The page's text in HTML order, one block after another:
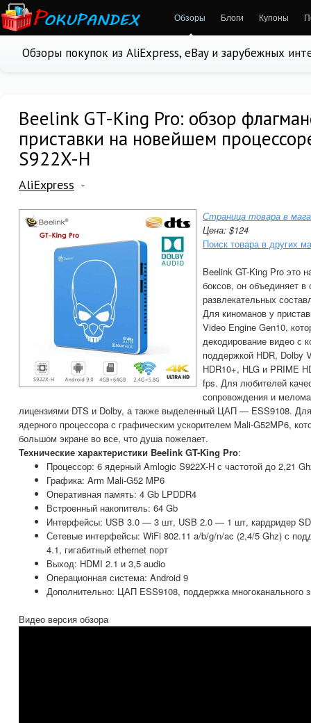
Обзоры Блоги Купоны
Обзоры покупок из AliExpress, eBay и зарубежных
Beelink GT-King Pro: обзор
приставки на новейшем
S922X-H
AliExpress
Страница товара в
Цена: $124
Поиск товара в других
Beelink GT-King Pro это
боксов, он объединяет в
развлекательных
Для киноманов у
Video Engine Gen10,
декодирование видео с
поддержкой HDR, Dolby
HDR10+, HLG и PRIME
fps. Для любителей
сопровождения и
лицензиями DTS и Dolby, а также выделенный ЦАП — ESS9108.
ядерного процессора с графическим ускорителем Mali-G52MP6,
большом экране во все, что душа пожелает.
Технические характеристики Beelink GT-King Pro:
Процессор: 6 ядерный Amlogic S922X-H с частотой до 2,21
Графика: Arm Mali-G52 MP6
Оперативная память: 4 Gb LPDDR4
Встроенный накопитель: 64 Gb
Интерфейсы: USB 3.0 — 3 шт, USB 2.0 — 1 шт, кардридер SD
Сетевые интерфейсы: WiFi 802.11 a/b/g/n/ac (2,4/5 Ghz) с
4.1, гигабитный ethernet порт
Выход: HDMI 2.1 и 3,5 audio
Операционная система: Android 9
Дополнительно: ЦАП ESS9108, поддержка многоканального
Видео версия обзора